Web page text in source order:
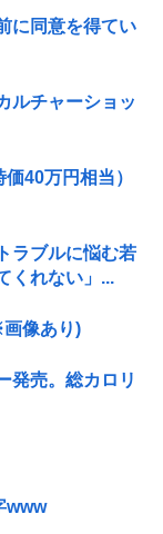
に同意を得てい
ルチャーショッ
40万円相当）
ラブルに悩む若
くれない」...
像あり)
発売。総カロリ
www